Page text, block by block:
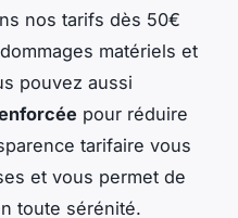
nos tarifs dès 50€
matériels et
pouvez aussi
pour réduire
tarifaire vous
et vous permet de
toute sérénité.